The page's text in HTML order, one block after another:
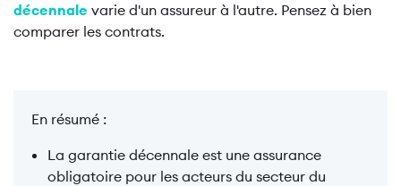
décennale varie d'un assureur à l'autre. Pensez à bien
comparer les contrats.
En résumé :
La garantie décennale est une assurance
obligatoire pour les acteurs du secteur du